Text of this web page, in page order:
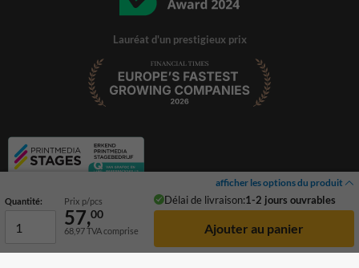
afficher les options du produit
Quantité: Prix p/pcs Délai de livraison:1-2 jours ouvrables
57,00
68,97TVA comprise
Lauréat d'un prestigieux prix
© 2026 TrafficSupply. Tous droits réservés.